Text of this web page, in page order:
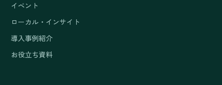
イベント
ローカル・インサイト
導入事例紹介
お役立ち資料